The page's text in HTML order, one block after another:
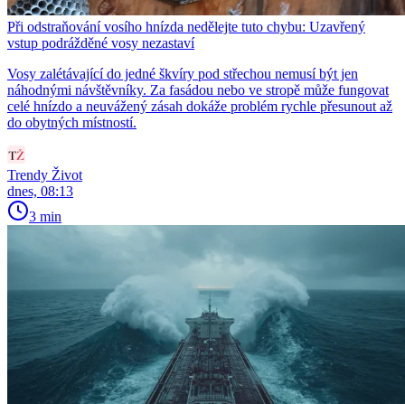
Při odstraňování vosího hnízda nedělejte tuto chybu: Uzavřený
vstup podrážděné vosy nezastaví
Vosy zalétávající do jedné škvíry pod střechou nemusí být jen
náhodnými návštěvníky. Za fasádou nebo ve stropě může fungovat
celé hnízdo a neuvážený zásah dokáže problém rychle přesunout až
do obytných místností.
Trendy Život
dnes, 08:13
3 min